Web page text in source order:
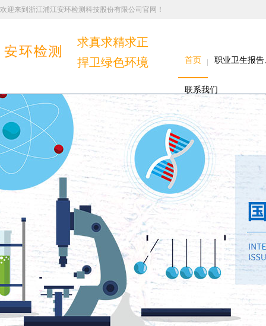
欢迎来到浙江浦江安环检测科技股份有限公司官网！
求真求精求正
捍卫绿色环境
首页 职业卫生报
联系我们